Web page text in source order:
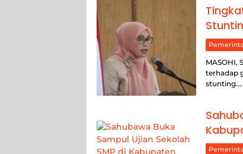
MASOHI,
terhadap
stunting….